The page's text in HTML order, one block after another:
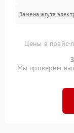
Замена жгута
Цены в прайс-
Мы проверим